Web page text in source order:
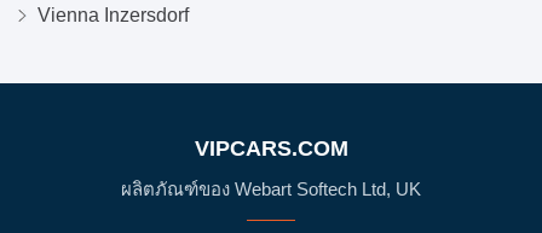
Vienna Inzersdorf
VIPCARS.COM
ผลิตภัณฑ์ของ Webart Softech Ltd, UK